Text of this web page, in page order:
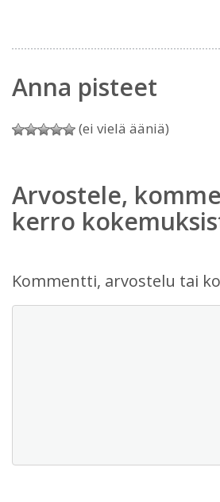
Anna pisteet
(ei vielä ääniä)
Arvostele,
kerro
Kommentti, arvostelu tai